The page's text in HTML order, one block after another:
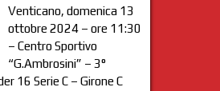
Venticano, domenica 13
ottobre 2024 – ore 11:30
– Centro Sportivo
“G.Ambrosini” – 3°
16 Serie C – Girone C